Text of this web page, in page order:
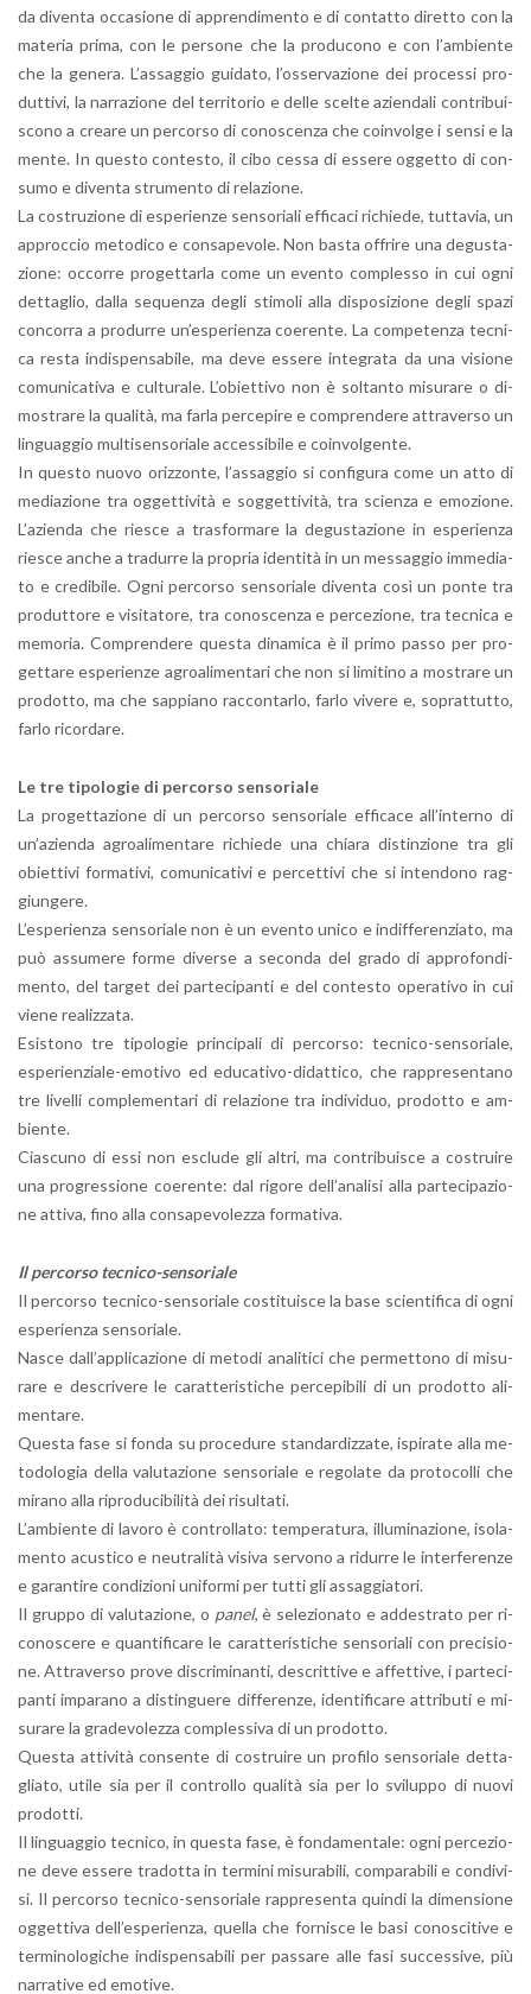
da di­ven­ta oc­ca­sio­ne di ap­pren­di­men­to e di con­tat­to di­ret­to con la
ma­te­ria prima, con le per­so­ne che la pro­du­co­no e con l’am­bien­te
che la ge­ne­ra. L’as­sag­gio gui­da­to, l’os­ser­va­zio­ne dei pro­ces­si pro­
dut­ti­vi, la nar­ra­zio­ne del ter­ri­to­rio e delle scel­te azien­da­li con­tri­bui­
sco­no a crea­re un per­cor­so di co­no­scen­za che coin­vol­ge i sensi e la
mente. In que­sto con­te­sto, il cibo cessa di es­se­re og­get­to di con­
su­mo e di­ven­ta stru­men­to di re­la­zio­ne.
La co­stru­zio­ne di espe­rien­ze sen­so­ria­li ef­fi­ca­ci ri­chie­de, tut­ta­via, un
ap­proc­cio me­to­di­co e con­sa­pe­vo­le. Non basta of­fri­re una de­gu­sta­
zio­ne: oc­cor­re pro­get­tar­la come un even­to com­ples­so in cui ogni
det­ta­glio, dalla se­quen­za degli sti­mo­li alla di­spo­si­zio­ne degli spazi
con­cor­ra a pro­dur­re un’e­spe­rien­za coe­ren­te. La com­pe­ten­za tec­ni­
ca resta in­di­spen­sa­bi­le, ma deve es­se­re in­te­gra­ta da una vi­sio­ne
co­mu­ni­ca­ti­va e cul­tu­ra­le. L’o­biet­ti­vo non è sol­tan­to mi­su­ra­re o di­
mo­stra­re la qua­li­tà, ma farla per­ce­pi­re e com­pren­de­re at­tra­ver­so un
lin­guag­gio mul­ti­sen­so­ria­le ac­ces­si­bi­le e coin­vol­gen­te.
In que­sto nuovo oriz­zon­te, l’as­sag­gio si con­fi­gu­ra come un atto di
me­dia­zio­ne tra og­get­ti­vi­tà e sog­get­ti­vi­tà, tra scien­za e emo­zio­ne.
L’a­zien­da che rie­sce a tra­sfor­ma­re la de­gu­sta­zio­ne in espe­rien­za
rie­sce anche a tra­dur­re la pro­pria iden­ti­tà in un mes­sag­gio im­me­dia­
to e cre­di­bi­le. Ogni per­cor­so sen­so­ria­le di­ven­ta così un ponte tra
pro­dut­to­re e vi­si­ta­to­re, tra co­no­scen­za e per­ce­zio­ne, tra tec­ni­ca e
me­mo­ria. Com­pren­de­re que­sta di­na­mi­ca è il primo passo per pro­
get­ta­re espe­rien­ze agroa­li­men­ta­ri che non si li­mi­ti­no a mo­stra­re un
pro­dot­to, ma che sap­pia­no rac­con­tar­lo, farlo vi­ve­re e, so­prat­tut­to,
farlo ri­cor­da­re.
Le tre ti­po­lo­gie di per­cor­so sen­so­ria­le
La pro­get­ta­zio­ne di un per­cor­so sen­so­ria­le ef­fi­ca­ce al­l’in­ter­no di
un’a­zien­da agroa­li­men­ta­re ri­chie­de una chia­ra di­stin­zio­ne tra gli
obiet­ti­vi for­ma­ti­vi, co­mu­ni­ca­ti­vi e per­cet­ti­vi che si in­ten­do­no rag­
giun­ge­re.
L’e­spe­rien­za sen­so­ria­le non è un even­to unico e in­dif­fe­ren­zia­to, ma
può as­su­me­re forme di­ver­se a se­con­da del grado di ap­pro­fon­di­
men­to, del tar­get dei par­te­ci­pan­ti e del con­te­sto ope­ra­ti­vo in cui
viene rea­liz­za­ta.
Esi­sto­no tre ti­po­lo­gie prin­ci­pa­li di per­cor­so: tec­ni­co-sen­so­ria­le,
espe­rien­zia­le-emo­ti­vo ed edu­ca­ti­vo-di­dat­ti­co, che rap­pre­sen­ta­no
tre li­vel­li com­ple­men­ta­ri di re­la­zio­ne tra in­di­vi­duo, pro­dot­to e am­
bien­te.
Cia­scu­no di essi non esclu­de gli altri, ma con­tri­bui­sce a co­strui­re
una pro­gres­sio­ne coe­ren­te: dal ri­go­re del­l’a­na­li­si alla par­te­ci­pa­zio­
ne at­ti­va, fino alla con­sa­pe­vo­lez­za for­ma­ti­va.
Il per­cor­so tec­ni­co-sen­so­ria­le
Il per­cor­so tec­ni­co-sen­so­ria­le co­sti­tui­sce la base scien­ti­fi­ca di ogni
espe­rien­za sen­so­ria­le.
Nasce dal­l’ap­pli­ca­zio­ne di me­to­di ana­li­ti­ci che per­met­to­no di mi­su­
ra­re e de­scri­ve­re le ca­rat­te­ri­sti­che per­ce­pi­bi­li di un pro­dot­to ali­
men­ta­re.
Que­sta fase si fonda su pro­ce­du­re stan­dar­diz­za­te, ispi­ra­te alla me­
to­do­lo­gia della va­lu­ta­zio­ne sen­so­ria­le e re­go­la­te da pro­to­col­li che
mi­ra­no alla ri­pro­du­ci­bi­li­tà dei ri­sul­ta­ti.
L’am­bien­te di la­vo­ro è con­trol­la­to: tem­pe­ra­tu­ra, il­lu­mi­na­zio­ne, iso­la­
men­to acu­sti­co e neu­tra­li­tà vi­si­va ser­vo­no a ri­dur­re le in­ter­fe­ren­ze
e ga­ran­ti­re con­di­zio­ni uni­for­mi per tutti gli as­sag­gia­to­ri.
Il grup­po di va­lu­ta­zio­ne, o panel, è se­le­zio­na­to e ad­de­stra­to per ri­
co­no­sce­re e quan­ti­fi­ca­re le ca­rat­te­ri­sti­che sen­so­ria­li con pre­ci­sio­
ne. At­tra­ver­so prove di­scri­mi­nan­ti, de­scrit­ti­ve e af­fet­ti­ve, i par­te­ci­
pan­ti im­pa­ra­no a di­stin­gue­re dif­fe­ren­ze, iden­ti­fi­ca­re at­tri­bu­ti e mi­
su­ra­re la gra­de­vo­lez­za com­ples­si­va di un pro­dot­to.
Que­sta at­ti­vi­tà con­sen­te di co­strui­re un pro­fi­lo sen­so­ria­le det­ta­
glia­to, utile sia per il con­trol­lo qua­li­tà sia per lo svi­lup­po di nuovi
pro­dot­ti.
Il lin­guag­gio tec­ni­co, in que­sta fase, è fon­da­men­ta­le: ogni per­ce­zio­
ne deve es­se­re tra­dot­ta in ter­mi­ni mi­su­ra­bi­li, com­pa­ra­bi­li e con­di­vi­
si. Il per­cor­so tec­ni­co-sen­so­ria­le rap­pre­sen­ta quin­di la di­men­sio­ne
og­get­ti­va del­l’e­spe­rien­za, quel­la che for­ni­sce le basi co­no­sci­ti­ve e
ter­mi­no­lo­gi­che in­di­spen­sa­bi­li per pas­sa­re alle fasi suc­ces­si­ve, più
nar­ra­ti­ve ed emo­ti­ve.